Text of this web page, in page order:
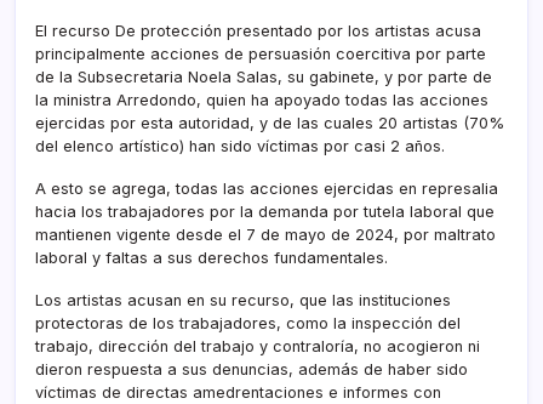
El recurso De protección presentado por los artistas acusa
principalmente acciones de persuasión coercitiva por parte
de la Subsecretaria Noela Salas, su gabinete, y por parte de
la ministra Arredondo, quien ha apoyado todas las acciones
ejercidas por esta autoridad, y de las cuales 20 artistas (70%
del elenco artístico) han sido víctimas por casi 2 años.
A esto se agrega, todas las acciones ejercidas en represalia
hacia los trabajadores por la demanda por tutela laboral que
mantienen vigente desde el 7 de mayo de 2024, por maltrato
laboral y faltas a sus derechos fundamentales.
Los artistas acusan en su recurso, que las instituciones
protectoras de los trabajadores, como la inspección del
trabajo, dirección del trabajo y contraloría, no acogieron ni
dieron respuesta a sus denuncias, además de haber sido
víctimas de directas amedrentaciones e informes con